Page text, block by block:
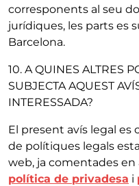
corresponents al seu
jurídiques, les parts es
Barcelona.
10. A QUINES ALTRES
SUBJECTA AQUEST
INTERESSADA?
El present avís legal
de polítiques legals
web, ja comentades en
política de privadesa i